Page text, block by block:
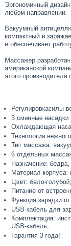
Эргономичный
любом направлении.
Вакуумный
компактный и
и обеспечивает
Массажер
американской
этого
Регулировкасилы
3 сменные насадки
Охлаждающая
Технология
Тип массажа:
6 отдельных
Назначение:
Материал корпуса:
Цвет: бело-голубой;
Питание от
Функция зарядки
USB-кабель для
Комплектация:
USB-кабель;
Гарантия 3 года!